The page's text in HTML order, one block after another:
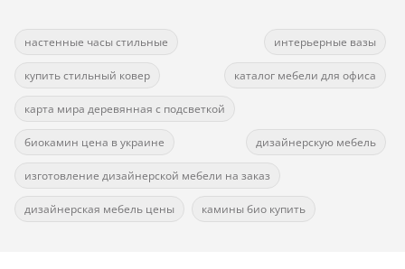
настенные часы стильные интерьерные вазы
купить стильный ковер каталог мебели для офиса
карта мира деревянная с подсветкой
биокамин цена в украине дизайнерскую мебель
изготовление дизайнерской мебели на заказ
дизайнерская мебель цены камины био купить